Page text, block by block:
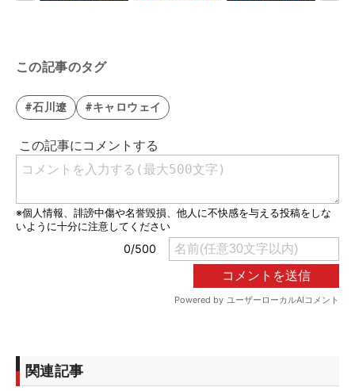
この記事のタグ
#石川遼 #キャロウェイ
関連記事